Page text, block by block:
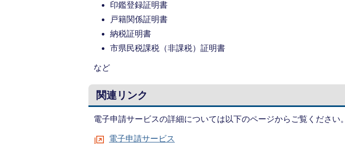
印鑑登録証明書
戸籍関係証明書
納税証明書
市県民税課税（非課税）証明書
など
関連リンク
電子申請サービスの詳細については以下のページからご覧ください。
電子申請サービス